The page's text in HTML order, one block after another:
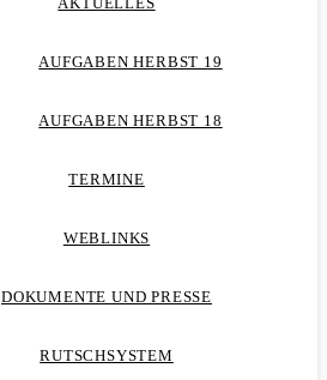
AUFGABEN HERBST 19
AUFGABEN HERBST 18
TERMINE
WEBLINKS
DOKUMENTE UND PRESSE
RUTSCHSYSTEM